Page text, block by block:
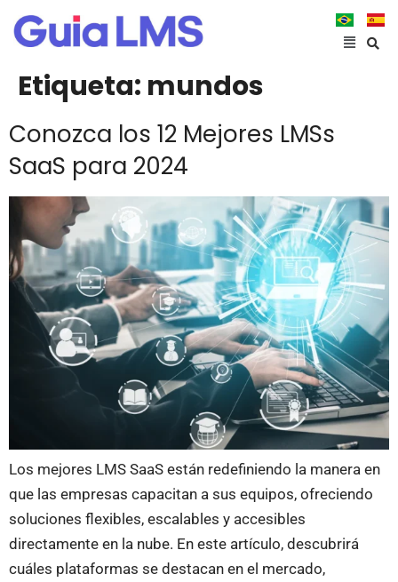
Etiqueta: mundos
Conozca los 12 Mejores LMSs
SaaS para 2024
Los mejores LMS SaaS están redefiniendo la manera en
que las empresas capacitan a sus equipos, ofreciendo
soluciones flexibles, escalables y accesibles
directamente en la nube. En este artículo, descubrirá
cuáles plataformas se destacan en el mercado,